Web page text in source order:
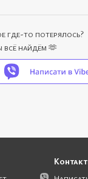
где-то потерялось?
найдём 🫶